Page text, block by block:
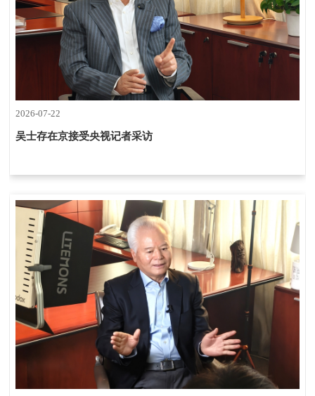
2026-07-22
吴士存在京接受央视记者采访